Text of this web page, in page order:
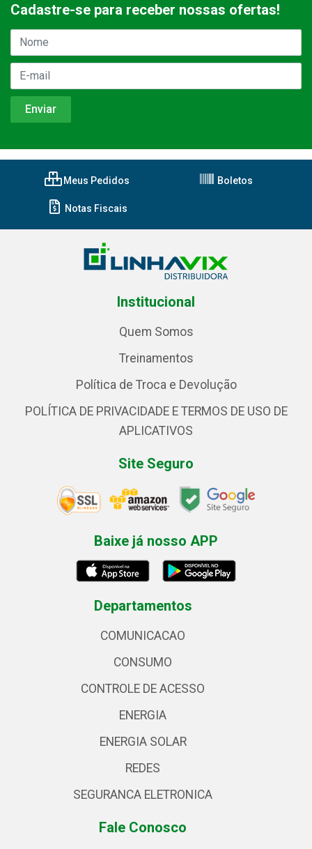
Cadastre-se para receber nossas ofertas!
Meus Pedidos Boletos
Notas Fiscais
Institucional
Quem Somos
Treinamentos
Política de Troca e Devolução
POLÍTICA DE PRIVACIDADE E TERMOS DE USO DE
APLICATIVOS
Site Seguro
Baixe já nosso APP
Departamentos
COMUNICACAO
CONSUMO
CONTROLE DE ACESSO
ENERGIA
ENERGIA SOLAR
REDES
SEGURANCA ELETRONICA
Fale Conosco